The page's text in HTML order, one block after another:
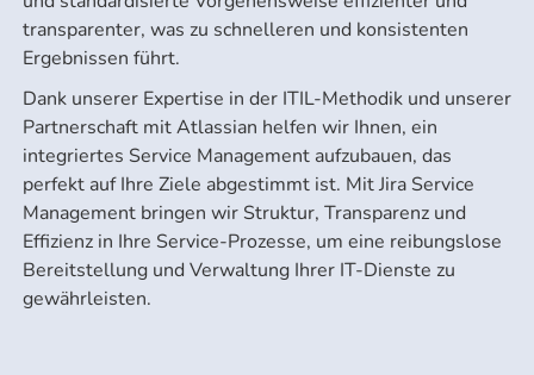
transparenter, was zu schnelleren und konsistenten
Ergebnissen führt.
Dank unserer Expertise in der ITIL-Methodik und unserer
Partnerschaft mit Atlassian helfen wir Ihnen, ein
integriertes Service Management aufzubauen, das
perfekt auf Ihre Ziele abgestimmt ist. Mit Jira Service
Management bringen wir Struktur, Transparenz und
Effizienz in Ihre Service-Prozesse, um eine reibungslose
Bereitstellung und Verwaltung Ihrer IT-Dienste zu
gewährleisten.